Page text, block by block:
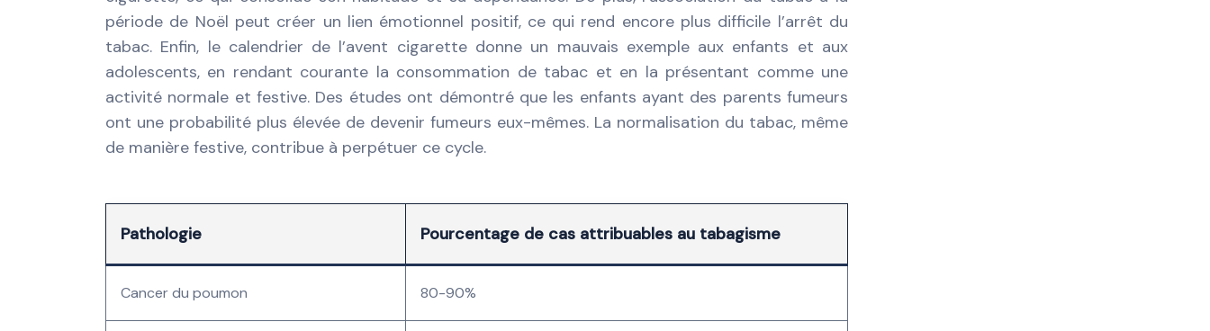
période de Noël peut créer un lien émotionnel positif, ce qui rend encore plus difficile l’arrêt du
tabac. Enfin, le calendrier de l’avent cigarette donne un mauvais exemple aux enfants et aux
adolescents, en rendant courante la consommation de tabac et en la présentant comme une
activité normale et festive. Des études ont démontré que les enfants ayant des parents fumeurs
ont une probabilité plus élevée de devenir fumeurs eux-mêmes. La normalisation du tabac, même
de manière festive, contribue à perpétuer ce cycle.
Pathologie Pourcentage de cas attribuables au tabagisme
Cancer du poumon 80-90%